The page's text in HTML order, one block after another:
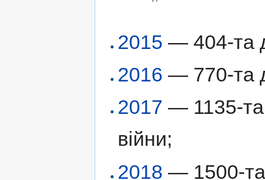
2015 — 404-та
2016 — 770-та
2017 — 1135-та
війни;
2018 — 1500-та